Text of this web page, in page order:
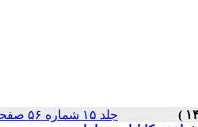
جلد ۱۵ شماره ۵۶ صفحات ۲۵۹-۲۴۱